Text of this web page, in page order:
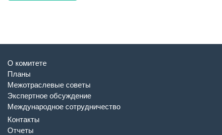
О комитете
Планы
Межотраслевые советы
Экспертное обсуждение
Международное сотрудничество
Контакты
Отчеты